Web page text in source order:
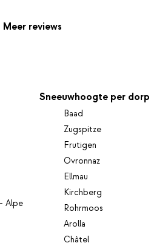
Meer reviews
Alpe
Sneeuwhoogte per dorp
Baad
Zugspitze
Frutigen
Ovronnaz
Ellmau
Kirchberg
Rohrmoos
Arolla
Châtel